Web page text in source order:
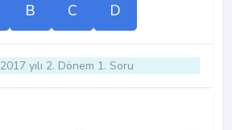
B C D
yılı 2. Dönem 1. Soru